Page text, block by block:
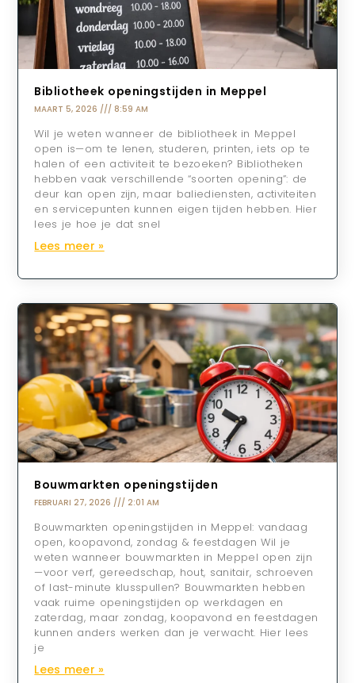
Bibliotheek openingstijden in Meppel
MAART 5, 2026 8:59 AM
Wil je weten wanneer de bibliotheek in Meppel
open is—om te lenen, studeren, printen, iets op te
halen of een activiteit te bezoeken? Bibliotheken
hebben vaak verschillende “soorten opening”: de
deur kan open zijn, maar baliediensten, activiteiten
en servicepunten kunnen eigen tijden hebben. Hier
lees je hoe je dat snel
Lees meer »
Bouwmarkten openingstijden
FEBRUARI 27, 2026 2:01 AM
Bouwmarkten openingstijden in Meppel: vandaag
open, koopavond, zondag & feestdagen Wil je
weten wanneer bouwmarkten in Meppel open zijn
—voor verf, gereedschap, hout, sanitair, schroeven
of last-minute klusspullen? Bouwmarkten hebben
vaak ruime openingstijden op werkdagen en
zaterdag, maar zondag, koopavond en feestdagen
kunnen anders werken dan je verwacht. Hier lees
je
Lees meer »